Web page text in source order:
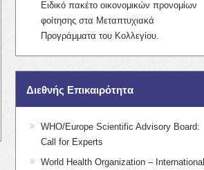
Ειδικό πακέτο οικονομικών προνομίων
φοίτησης στα Μεταπτυχιακά
Προγράμματα του Κολλεγίου.
Διεθνής Επικαιρότητα
WHO/Europe Scientific Advisory Board:
Call for Experts
World Health Organization – International